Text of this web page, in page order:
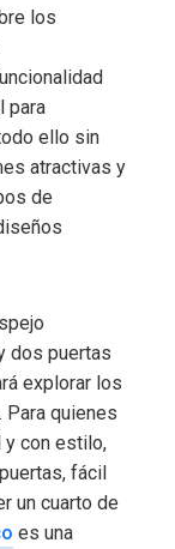
los
para
ello sin
atractivas y
de
dos puertas
explorar los
Para quienes
y con estilo,
fácil
un cuarto de
es una